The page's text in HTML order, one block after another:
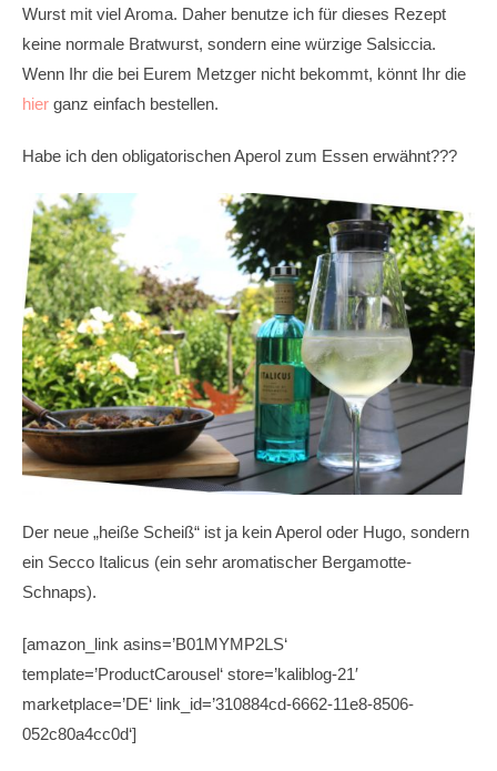
Wurst mit viel Aroma. Daher benutze ich für dieses Rezept
keine normale Bratwurst, sondern eine würzige Salsiccia.
Wenn Ihr die bei Eurem Metzger nicht bekommt, könnt Ihr die
hier ganz einfach bestellen.
Habe ich den obligatorischen Aperol zum Essen erwähnt???
Der neue „heiße Scheiß“ ist ja kein Aperol oder Hugo, sondern
ein Secco Italicus (ein sehr aromatischer Bergamotte-
Schnaps).
[amazon_link asins=’B01MYMP2LS‘
template=’ProductCarousel‘ store=’kaliblog-21′
marketplace=’DE‘ link_id=’310884cd-6662-11e8-8506-
052c80a4cc0d‘]